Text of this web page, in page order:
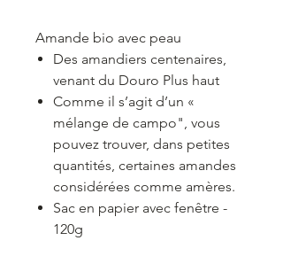
Amande bio avec peau
Des amandiers centenaires,
venant du Douro Plus haut
Comme il s’agit d’un «
mélange de campo", vous
pouvez trouver, dans petites
quantités, certaines amandes
considérées comme amères.
Sac en papier avec fenêtre -
120g